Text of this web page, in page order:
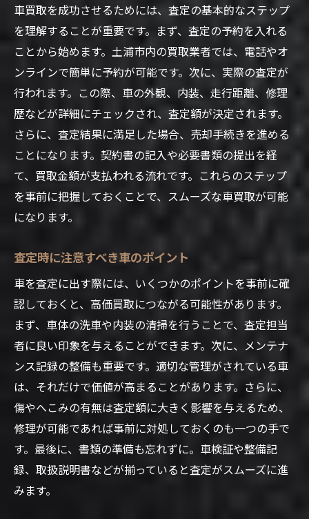
車買取を成功させるためには、査定の基本的なステップ
を理解することが重要です。まず、査定の予約を入れる
ことから始めます。土浦市内の買取業者では、電話やオ
ンラインで簡単に予約が可能です。次に、実際の査定が
行われます。この際、車の外観、内装、走行距離、修理
歴などが詳細にチェックされ、査定額が決定されます。
さらに、査定結果に満足した場合、売却手続きを進める
ことになります。契約書の記入や必要書類の提出を経
て、買取金額が支払われる流れです。これらのステップ
を事前に把握しておくことで、スムーズな車買取が可能
になります。
査定時に注意すべき車のポイント
車を査定に出す際には、いくつかのポイントを事前に確
認しておくと、高価買取につながる可能性があります。
まず、車体の洗車や内装の清掃を行うことで、査定担当
者に良い印象を与えることができます。次に、メンテナ
ンス記録の整備も重要です。適切な管理がされている車
は、それだけで価値が高まることがあります。さらに、
傷やへこみの有無は査定額に大きく影響を与えるため、
修理が可能であれば事前に対処しておくのも一つの手で
す。最後に、書類の準備も忘れずに。車検証や整備記
録、取扱説明書などが揃っていると査定がスムーズに進
みます。